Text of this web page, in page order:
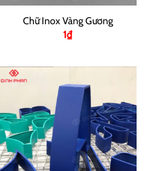
Chữ Inox Vàng Gương
1₫